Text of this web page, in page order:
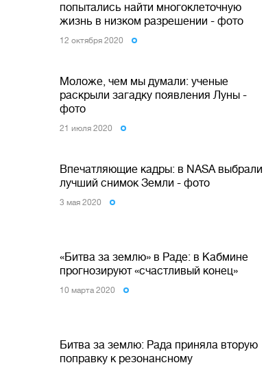
попытались найти многоклеточную
жизнь в низком разрешении - фото
12 октября 2020
Моложе, чем мы думали: ученые
раскрыли загадку появления Луны -
фото
21 июля 2020
Впечатляющие кадры: в NASA выбрали
лучший снимок Земли - фото
3 мая 2020
«Битва за землю» в Раде: в Кабмине
прогнозируют «счастливый конец»
10 марта 2020
Битва за землю: Рада приняла вторую
поправку к резонансному